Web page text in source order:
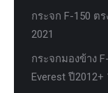
กระจก F-150 ตร
2021
กระจกมองข้าง
Everest ปี2012+